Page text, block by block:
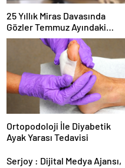
25 Yıllık Miras Davasında
Gözler Temmuz Ayındaki
Karar Duruşmasına Çevrildi
Ortopodoloji İle Diyabetik
Ayak Yarası Tedavisi
Serjoy : Dijital Medya Ajansı,